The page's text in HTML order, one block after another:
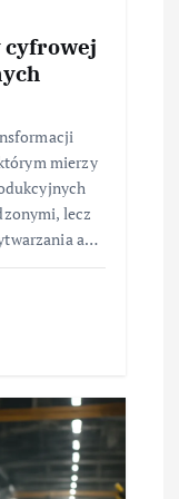
cyfrowej
mierzy
lecz
a…